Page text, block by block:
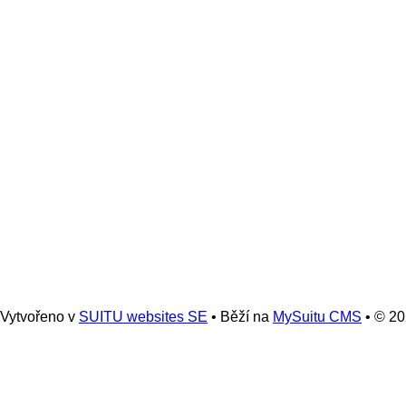
Vytvořeno v SUITU websites SE • Běží na MySuitu CMS • ©